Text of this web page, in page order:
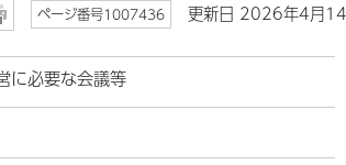
ページ番号1007436 更新日 2026年4月
に必要な会議等